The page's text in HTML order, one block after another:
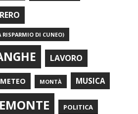
RISPARMIO DI CUNEO)
LAVORO
METEO MONTÀ MUSICA
POLITICA